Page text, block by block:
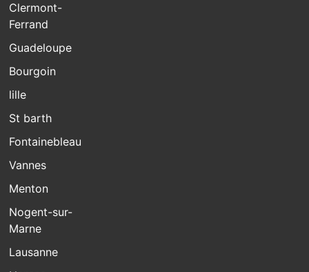
Clermont-
Ferrand
Guadeloupe
Bourgoin
lille
St barth
Fontainebleau
Vannes
Menton
Nogent-sur-
Marne
Lausanne